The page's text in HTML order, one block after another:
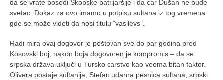
da se vrate posedi Skopske patrijaršije i da car Dušan ne bude
svetac. Dokaz za ovo imamo u potpisu sultana iz tog vremena
gde se može videti da nosi titulu ”vasilevs”.
Radi mira ovaj dogovor je poštovan sve do par godina pred
Kosovski boj, nakon boja dogovoren je kompromis – da se
srpska država uključi u Tursko carstvo kao veoma bitan faktor.
Olivera postaje sultanija, Stefan udarna pesnica sultana, srpski